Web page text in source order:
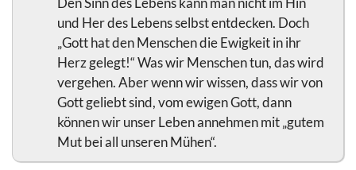
und Her des Lebens selbst entdecken. Doch
„Gott hat den Menschen die Ewigkeit in ihr
Herz gelegt!“ Was wir Menschen tun, das wird
vergehen. Aber wenn wir wissen, dass wir von
Gott geliebt sind, vom ewigen Gott, dann
können wir unser Leben annehmen mit „gutem
Mut bei all unseren Mühen“.